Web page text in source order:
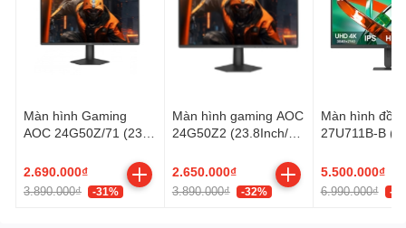
Màn hình Gaming
AOC 24G50Z/71 (23.8
260Hz - 0.3ms)
2.690.000₫
3.890.000₫ -31%
Màn hình gaming AOC
24G50Z2 (23.8Inch/
260Hz/ 300cd/m2/
IPS)
2.650.000₫
3.890.000₫ -32%
Màn hình đồ
27U711B-B
5ms/ 300cd/
5.500.000₫
6.990.000₫ -